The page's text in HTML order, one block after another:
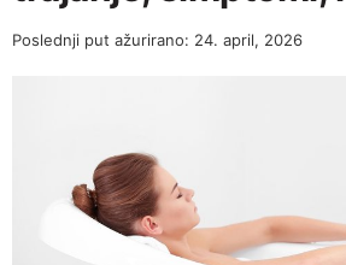
Poslednji put ažurirano: 24. april, 2026